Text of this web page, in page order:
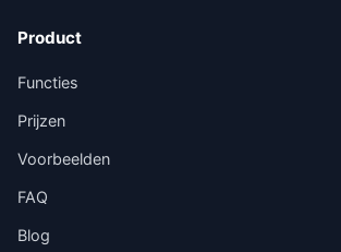
Product
Functies
Prijzen
Voorbeelden
FAQ
Blog